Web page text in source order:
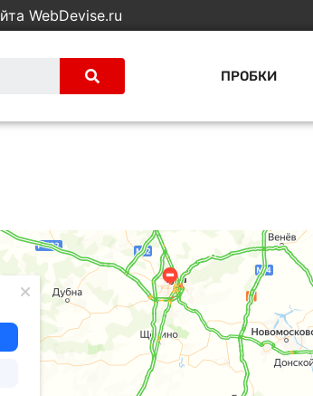
WebDevise.ru
ПРОБКИ